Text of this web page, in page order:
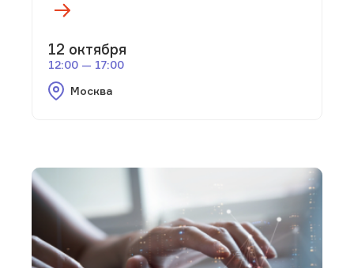
12 октября
12:00 — 17:00
Москва